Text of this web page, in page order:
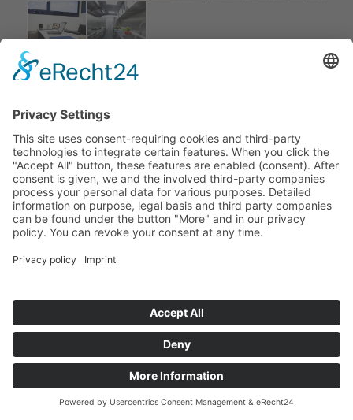
Startseite > Referenzen
BISCHOFF+SCHECK GmbH
IMPRINT
PRIVACY POLICY TERMS AND CONDITIONS